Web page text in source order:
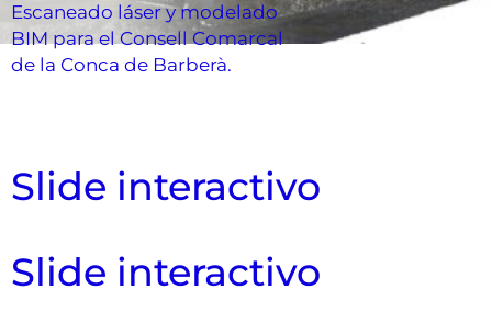
Escaneado láser y modelado
BIM para el Consell Comarcal
de la Conca de Barberà.
Slide interactivo
Slide interactivo